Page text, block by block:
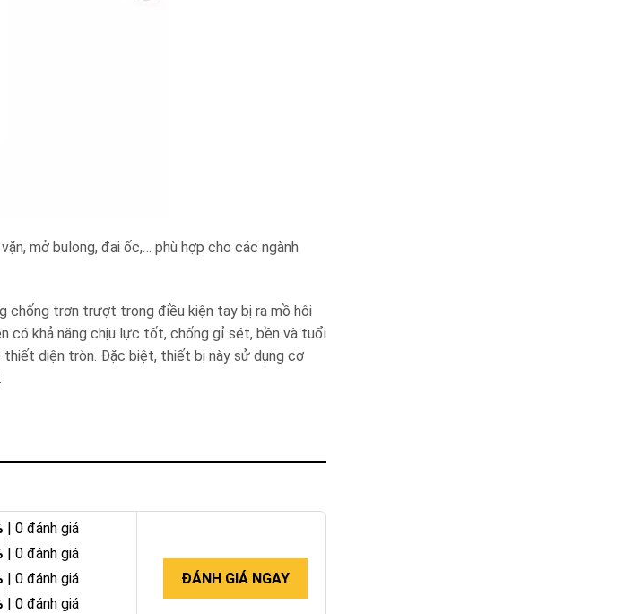
mở bulong, đai ốc,… phù hợp cho các ngành
chống trơn trượt trong điều kiện tay bị ra mồ hôi
có khả năng chịu lực tốt, chống gỉ sét, bền và tuổi
diện tròn. Đặc biệt, thiết bị này sử dụng cơ
| 0 đánh giá
| 0 đánh giá
| 0 đánh giá
| 0 đánh giá
ĐÁNH GIÁ NGAY